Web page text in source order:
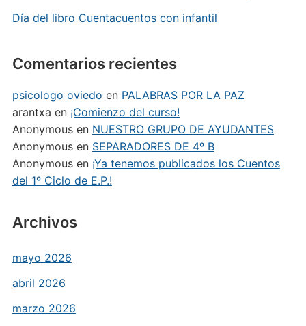
Día del libro Cuentacuentos con infantil
Comentarios recientes
psicologo oviedo en PALABRAS POR LA PAZ
arantxa en ¡Comienzo del curso!
Anonymousen NUESTRO GRUPO DE AYUDANTES
Anonymousen SEPARADORES DE 4º B
Anonymousen ¡Ya tenemos publicados los Cuentos
del 1º Ciclo de E.P.!
Archivos
mayo 2026
abril 2026
marzo 2026